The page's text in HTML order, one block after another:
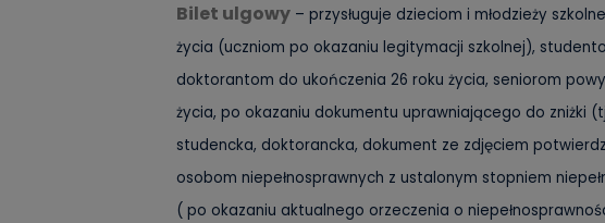
Bilet ulgowy – przysługuje dzieciom i młodzieży
życia (uczniom po okazaniu legitymacji szkolnej),
doktorantom do ukończenia 26 roku życia, seniorom
życia, po okazaniu dokumentu uprawniającego do zniżki
studencka, doktorancka, dokument ze zdjęciem
osobom niepełnosprawnych z ustalonym stopniem
( po okazaniu aktualnego orzeczenia o